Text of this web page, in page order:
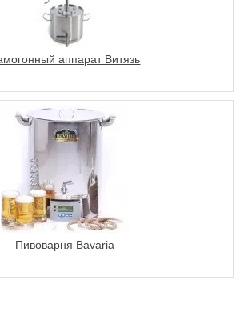
аппарат Витязь
Пивоварня Bavaria